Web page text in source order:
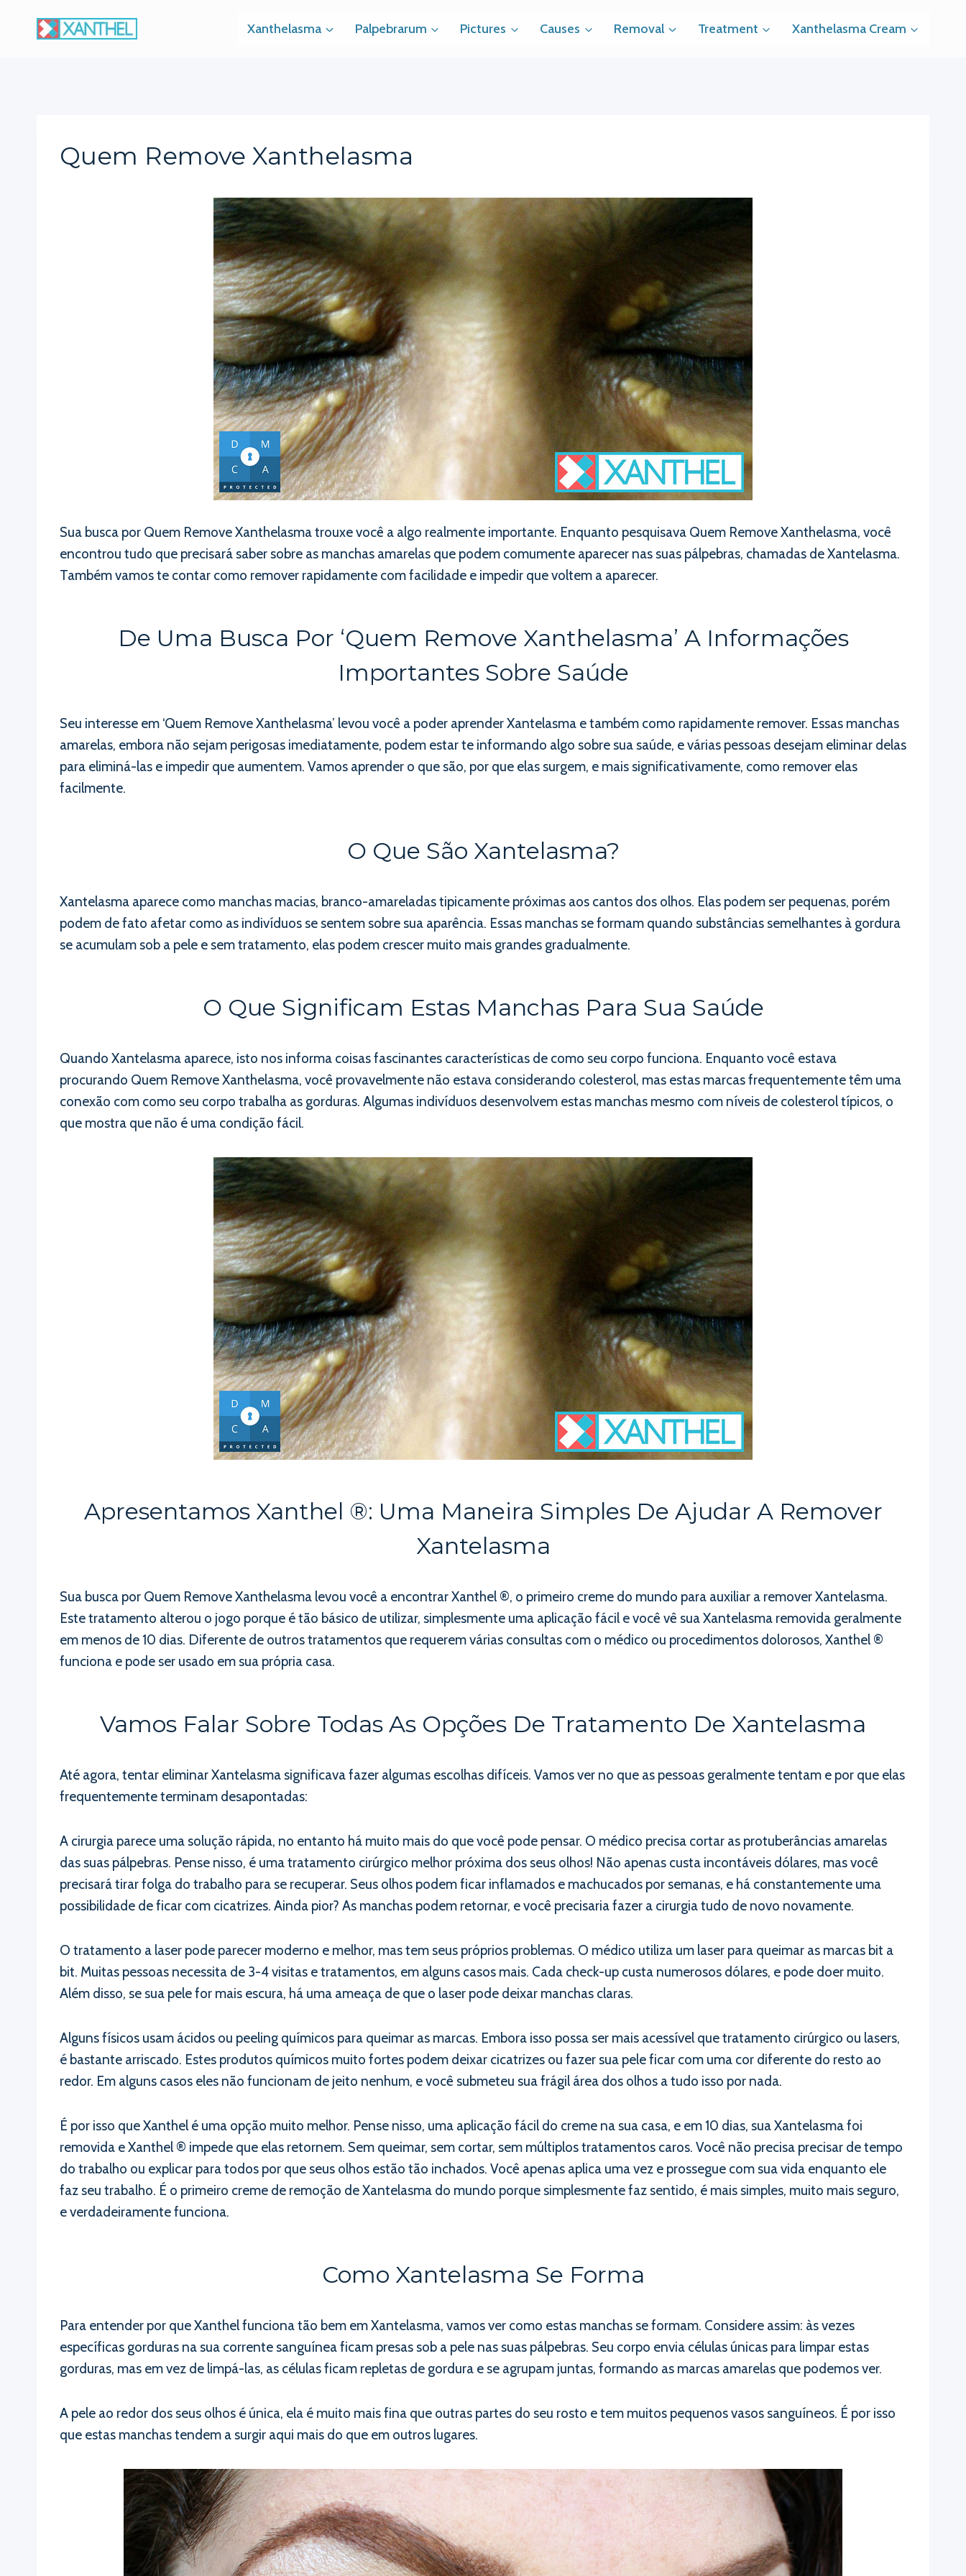
Xanthelasma Palpebrarum Pictures Causes Removal Treatment Xanthelasma Cream
Quem Remove Xanthelasma
Sua busca por Quem Remove Xanthelasma trouxe você a algo realmente importante. Enquanto pesquisava Quem Remove Xanthelasma, você
encontrou tudo que precisará saber sobre as manchas amarelas que podem comumente aparecer nas suas pálpebras, chamadas de Xantelasma.
Também vamos te contar como remover rapidamente com facilidade e impedir que voltem a aparecer.
De Uma Busca Por ‘Quem Remove Xanthelasma’ A Informações
Importantes Sobre Saúde
Seu interesse em ‘Quem Remove Xanthelasma’ levou você a poder aprender Xantelasma e também como rapidamente remover. Essas manchas
amarelas, embora não sejam perigosas imediatamente, podem estar te informando algo sobre sua saúde, e várias pessoas desejam eliminar delas
para eliminá-las e impedir que aumentem. Vamos aprender o que são, por que elas surgem, e mais significativamente, como remover elas
facilmente.
O Que São Xantelasma?
Xantelasma aparece como manchas macias, branco-amareladas tipicamente próximas aos cantos dos olhos. Elas podem ser pequenas, porém
podem de fato afetar como as indivíduos se sentem sobre sua aparência. Essas manchas se formam quando substâncias semelhantes à gordura
se acumulam sob a pele e sem tratamento, elas podem crescer muito mais grandes gradualmente.
O Que Significam Estas Manchas Para Sua Saúde
Quando Xantelasma aparece, isto nos informa coisas fascinantes características de como seu corpo funciona. Enquanto você estava
procurando Quem Remove Xanthelasma, você provavelmente não estava considerando colesterol, mas estas marcas frequentemente têm uma
conexão com como seu corpo trabalha as gorduras. Algumas indivíduos desenvolvem estas manchas mesmo com níveis de colesterol típicos, o
que mostra que não é uma condição fácil.
Apresentamos Xanthel ®: Uma Maneira Simples De Ajudar A Remover
Xantelasma
Sua busca por Quem Remove Xanthelasma levou você a encontrar Xanthel ®, o primeiro creme do mundo para auxiliar a remover Xantelasma.
Este tratamento alterou o jogo porque é tão básico de utilizar, simplesmente uma aplicação fácil e você vê sua Xantelasma removida geralmente
em menos de 10 dias. Diferente de outros tratamentos que requerem várias consultas com o médico ou procedimentos dolorosos, Xanthel ®
funciona e pode ser usado em sua própria casa.
Vamos Falar Sobre Todas As Opções De Tratamento De Xantelasma
Até agora, tentar eliminar Xantelasma significava fazer algumas escolhas difíceis. Vamos ver no que as pessoas geralmente tentam e por que elas
frequentemente terminam desapontadas:
A cirurgia parece uma solução rápida, no entanto há muito mais do que você pode pensar. O médico precisa cortar as protuberâncias amarelas
das suas pálpebras. Pense nisso, é uma tratamento cirúrgico melhor próxima dos seus olhos! Não apenas custa incontáveis dólares, mas você
precisará tirar folga do trabalho para se recuperar. Seus olhos podem ficar inflamados e machucados por semanas, e há constantemente uma
possibilidade de ficar com cicatrizes. Ainda pior? As manchas podem retornar, e você precisaria fazer a cirurgia tudo de novo novamente.
O tratamento a laser pode parecer moderno e melhor, mas tem seus próprios problemas. O médico utiliza um laser para queimar as marcas bit a
bit. Muitas pessoas necessita de 3-4 visitas e tratamentos, em alguns casos mais. Cada check-up custa numerosos dólares, e pode doer muito.
Além disso, se sua pele for mais escura, há uma ameaça de que o laser pode deixar manchas claras.
Alguns físicos usam ácidos ou peeling químicos para queimar as marcas. Embora isso possa ser mais acessível que tratamento cirúrgico ou lasers,
é bastante arriscado. Estes produtos químicos muito fortes podem deixar cicatrizes ou fazer sua pele ficar com uma cor diferente do resto ao
redor. Em alguns casos eles não funcionam de jeito nenhum, e você submeteu sua frágil área dos olhos a tudo isso por nada.
É por isso que Xanthel é uma opção muito melhor. Pense nisso, uma aplicação fácil do creme na sua casa, e em 10 dias, sua Xantelasma foi
removida e Xanthel ® impede que elas retornem. Sem queimar, sem cortar, sem múltiplos tratamentos caros. Você não precisa precisar de tempo
do trabalho ou explicar para todos por que seus olhos estão tão inchados. Você apenas aplica uma vez e prossegue com sua vida enquanto ele
faz seu trabalho. É o primeiro creme de remoção de Xantelasma do mundo porque simplesmente faz sentido, é mais simples, muito mais seguro,
e verdadeiramente funciona.
Como Xantelasma Se Forma
Para entender por que Xanthel funciona tão bem em Xantelasma, vamos ver como estas manchas se formam. Considere assim: às vezes
específicas gorduras na sua corrente sanguínea ficam presas sob a pele nas suas pálpebras. Seu corpo envia células únicas para limpar estas
gorduras, mas em vez de limpá-las, as células ficam repletas de gordura e se agrupam juntas, formando as marcas amarelas que podemos ver.
A pele ao redor dos seus olhos é única, ela é muito mais fina que outras partes do seu rosto e tem muitos pequenos vasos sanguíneos. É por isso
que estas manchas tendem a surgir aqui mais do que em outros lugares.